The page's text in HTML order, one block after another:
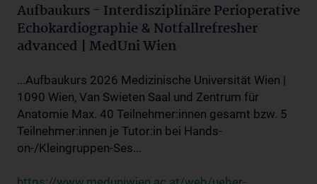
Aufbaukurs - Interdisziplinäre Perioperative
Echokardiographie & Notfallrefresher
advanced | MedUni Wien
...Aufbaukurs 2026 Medizinische Universität Wien |
1090 Wien, Van Swieten Saal und Zentrum für
Anatomie Max. 40 Teilnehmer:innen gesamt bzw. 5
Teilnehmer:innen je Tutor:in bei Hands-
on-/Kleingruppen-Ses...